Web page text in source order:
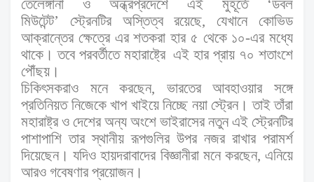
তেলেঙ্গানা ও অন্ধ্রপ্রদেশে এই মুহূর্তে ‘ডবল
মিউটেন্ট’ স্ট্রেনটির অস্তিত্ব রয়েছে,
যেখানে কোভিড
আক্রান্তের ক্ষেত্রে এর শতকরা হার ৫ থেকে ১০-এর মধ্যে
থাকে । তবে পরবর্তীতে মহারাষ্ট্রেএইহার প্রায় ৭০ শতাংশে
পৌঁছয়।
চিকিৎসকরাও মনে করছেন, ভারতের আবহাওয়ার সঙ্গে
প্রতিনিয়ত নিজেকে খাপ খাইয়ে নিচ্ছে নয়া স্ট্রেন। তাই তাঁরা
মহারাষ্ট্র ও দেশের অন্য অংশে ভাইরাসের নতুন এই স্ট্রেনটির
পাশাপাশি তার স্থানীয় রূপগুলির উপর নজর রাখার পরামর্শ
দিয়েছেন। যদিও হায়দরাবাদের বিজ্ঞানীরা মনে করছেন, এনিয়ে
আরও গবেষণার প্রয়োজন।